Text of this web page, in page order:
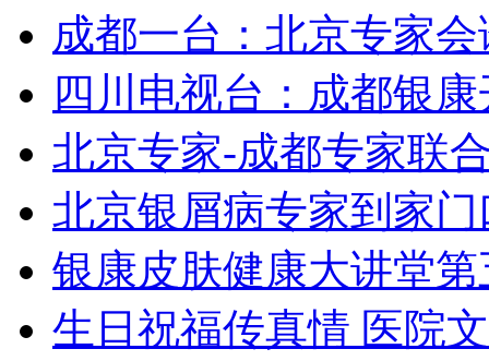
成都一台：北京专家
四川电视台：成都银
北京专家-成都专家联
北京银屑病专家到家门
银康皮肤健康大讲堂第
生日祝福传真情 医院